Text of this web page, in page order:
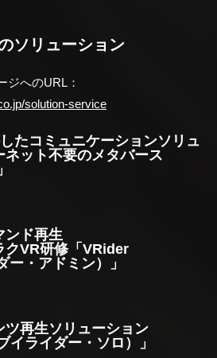
ソリューション
ジへのURL：
solution-service
たコミュニケーションソリュ
ネット不要のメタバース
ンド再生
クVR研修「VRider
・アドミン）」
再生ソリューション
イライダー・ソロ）」